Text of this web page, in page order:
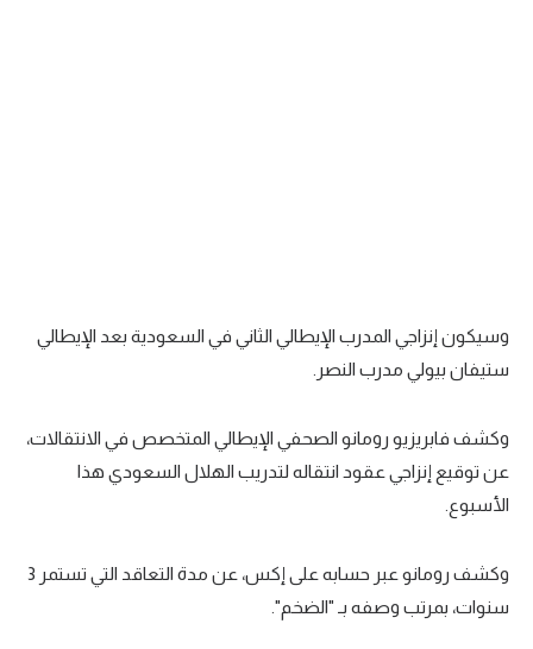
وسيكون إنزاجي المدرب الإيطالي الثاني في السعودية بعد الإيطالي
ستيفان بيولي مدرب النصر.
وكشف فابريزيو رومانو الصحفي الإيطالي المتخصص في الانتقالات،
عن توقيع إنزاجي عقود انتقاله لتدريب الهلال السعودي هذا
الأسبوع.
وكشف رومانو عبر حسابه على إكس، عن مدة التعاقد التي تستمر 3
سنوات، بمرتب وصفه بـ "الضخم".